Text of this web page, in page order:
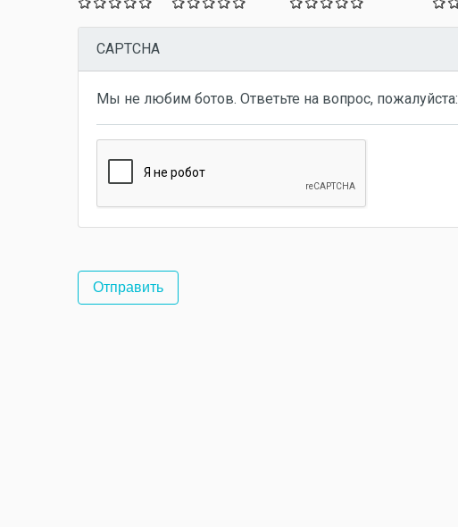
CAPTCHA
Мы не любим ботов. Ответьте на вопрос, пожалуйста: